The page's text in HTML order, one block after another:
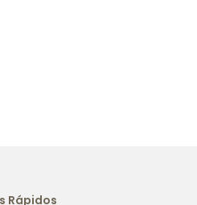
Rápidos